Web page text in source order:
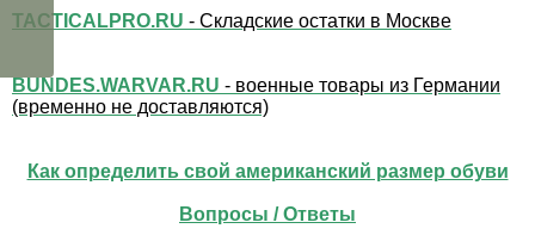
TACTICALPRO.RU - Складские остатки в Москве
BUNDES.WARVAR.RU - военные товары из Германии
(временно не доставляются)
Как определить свой американский размер обуви
Вопросы / Ответы